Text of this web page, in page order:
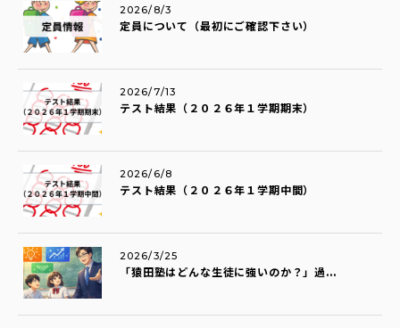
定員について（最初にご確認下さい）
2026/8/3
テスト結果（２０２６年１学期期末）
2026/7/13
テスト結果（２０２６年１学期中間）
2026/6/8
「猿田塾はどんな生徒に強いのか？」過...
2026/3/25